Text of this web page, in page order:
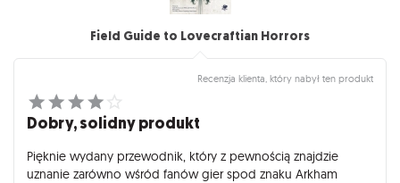
Field Guide to Lovecraftian Horrors
Recenzja klienta, który nabył ten produkt
Dobry, solidny produkt
Pięknie wydany przewodnik, który z pewnością znajdzie
uznanie zarówno wśród fanów gier spod znaku Arkham